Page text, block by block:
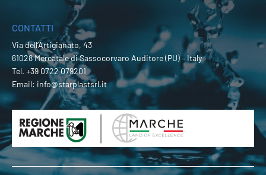
CONTATTI
Via dell’Artigianato, 43
61028 Mercatale di Sassocorvaro Auditore (PU) – Italy
Tel. +39 0722 079201
Email: info@starplastsrl.it